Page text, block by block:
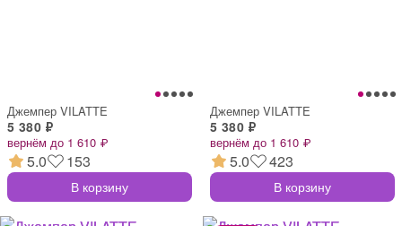
Джемпер VILATTE
5 380 ₽
вернём до 1 610 ₽
5.0 153
В корзину
Джемпер VILATTE
5 380 ₽
вернём до 1 610 ₽
5.0 423
В корзину